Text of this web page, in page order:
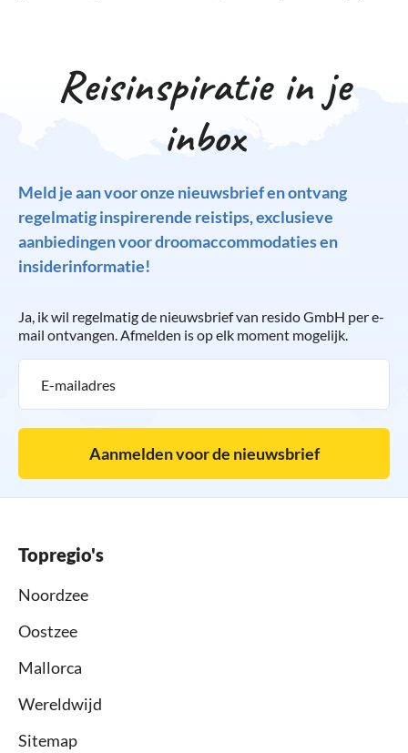
Reisinspiratie in je
inbox
Meld je aan voor onze nieuwsbrief en ontvang
regelmatig inspirerende reistips, exclusieve
aanbiedingen voor droomaccommodaties en
insiderinformatie!
Ja, ik wil regelmatig de nieuwsbrief van resido GmbH per e-
mail ontvangen. Afmelden is op elk moment mogelijk.
Aanmelden voor de nieuwsbrief
Topregio's
Noordzee
Oostzee
Mallorca
Wereldwijd
Sitemap